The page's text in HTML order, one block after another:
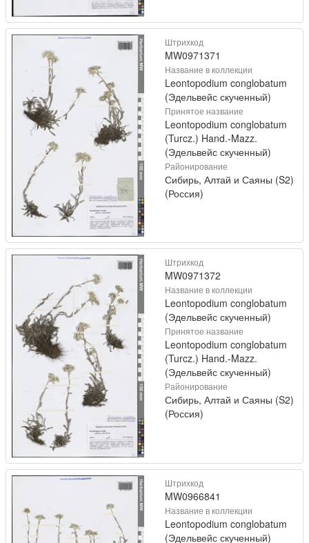
Штрихкод
MW0971371
Название в коллекции
Leontopodium conglobatum
(Эдельвейс скученный)
Принятое название
Leontopodium conglobatum
(Turcz.) Hand.-Mazz.
(Эдельвейс скученный)
Районирование
Сибирь, Алтай и Саяны (S2)
(Россия)
Штрихкод
MW0971372
Название в коллекции
Leontopodium conglobatum
(Эдельвейс скученный)
Принятое название
Leontopodium conglobatum
(Turcz.) Hand.-Mazz.
(Эдельвейс скученный)
Районирование
Сибирь, Алтай и Саяны (S2)
(Россия)
Штрихкод
MW0966841
Название в коллекции
Leontopodium conglobatum
(Эдельвейс скученный)